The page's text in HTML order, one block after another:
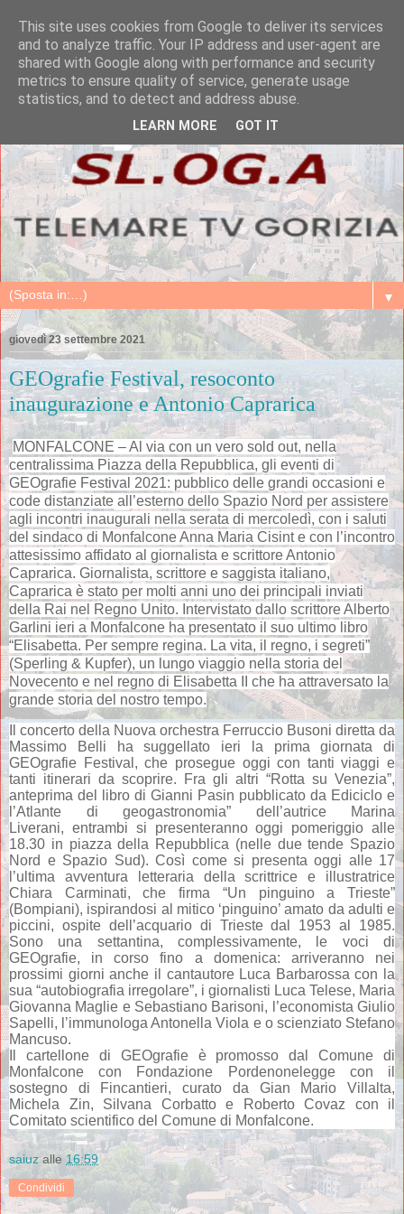
▼
giovedì 23 settembre 2021
GEOgrafie Festival, resoconto
inaugurazione e Antonio Caprarica
MONFALCONE – Al via con un vero sold out, nella
centralissima Piazza della Repubblica, gli eventi di
GEOgrafie Festival 2021: pubblico delle grandi occasioni e
code distanziate all’esterno dello Spazio Nord per assistere
agli incontri inaugurali nella serata di mercoledì, con i saluti
del sindaco di Monfalcone Anna Maria Cisint e con l’incontro
attesissimo affidato al giornalista e scrittore Antonio
Caprarica. Giornalista, scrittore e saggista italiano,
Caprarica è stato per molti anni uno dei principali inviati
della Rai nel Regno Unito. Intervistato dallo scrittore Alberto
Garlini ieri a Monfalcone ha presentato il suo ultimo libro
“Elisabetta. Per sempre regina. La vita, il regno, i segreti”
(Sperling & Kupfer), un lungo viaggio nella storia del
Novecento e nel regno di Elisabetta II che ha attraversato la
grande storia del nostro tempo.
Il concerto della Nuova orchestra Ferruccio Busoni diretta da
Massimo Belli ha suggellato ieri la prima giornata di
GEOgrafie Festival, che prosegue oggi con tanti viaggi e
tanti itinerari da scoprire. Fra gli altri “Rotta su Venezia”,
anteprima del libro di Gianni Pasin pubblicato da Ediciclo e
l’Atlante di geogastronomia” dell’autrice Marina
Liverani, entrambi si presenteranno oggi pomeriggio alle
18.30 in piazza della Repubblica (nelle due tende Spazio
Nord e Spazio Sud). Così come si presenta oggi alle 17
l’ultima avventura letteraria della scrittrice e illustratrice
Chiara Carminati, che firma “Un pinguino a Trieste”
(Bompiani), ispirandosi al mitico ‘pinguino’ amato da adulti e
piccini, ospite dell’acquario di Trieste dal 1953 al 1985.
Sono una settantina, complessivamente, le voci di
GEOgrafie, in corso fino a domenica: arriveranno nei
prossimi giorni anche il cantautore Luca Barbarossa con la
sua “autobiografia irregolare”, i giornalisti Luca Telese, Maria
Giovanna Maglie e Sebastiano Barisoni, l’economista Giulio
Sapelli, l’immunologa Antonella Viola e o scienziato Stefano
Mancuso.
Il cartellone di GEOgrafie è promosso dal Comune di
Monfalcone con Fondazione Pordenonelegge con il
sostegno di Fincantieri, curato da Gian Mario Villalta,
Michela Zin, Silvana Corbatto e Roberto Covaz con il
Comitato scientifico del Comune di Monfalcone.
saiuz alle 16:59
Condividi
This site uses cookies from Google to deliver its services
and to analyze traffic. Your IP address and user-agent are
shared with Google along with performance and security
metrics to ensure quality of service, generate usage
statistics, and to detect and address abuse.
LEARN MORE GOT IT